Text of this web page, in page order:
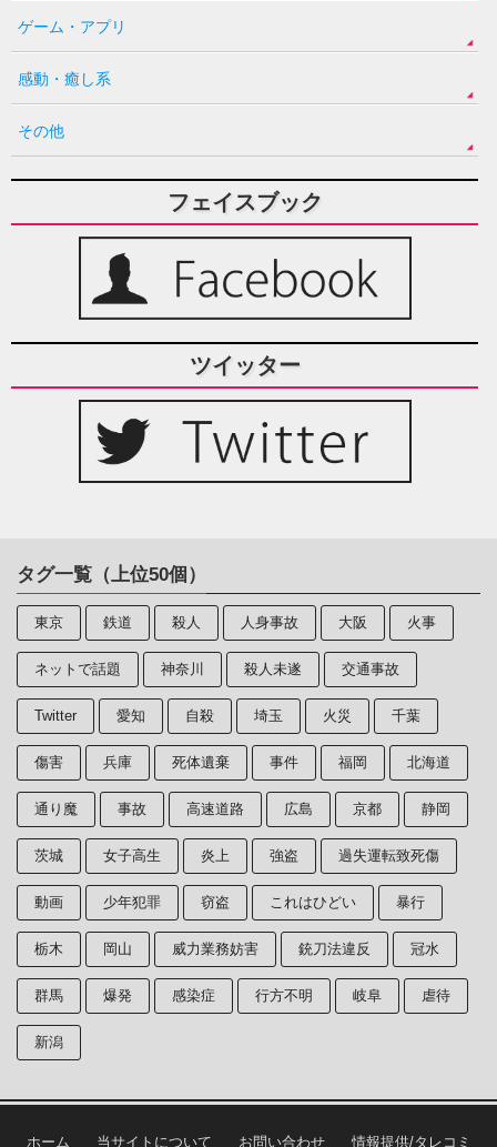
ゲーム・アプリ
感動・癒し系
その他
フェイスブック
ツイッター
タグ一覧（上位50個）
東京 鉄道 殺人 人身事故 大阪 火事
ネットで話題 神奈川 殺人未遂 交通事故
Twitter 愛知 自殺 埼玉 火災 千葉
傷害 兵庫 死体遺棄 事件 福岡 北海道
通り魔 事故 高速道路 広島 京都 静岡
茨城 女子高生 炎上 強盗 過失運転致死傷
動画 少年犯罪 窃盗 これはひどい 暴行
栃木 岡山 威力業務妨害 銃刀法違反 冠水
群馬 爆発 感染症 行方不明 岐阜 虐待
新潟
ホーム 当サイトについて お問い合わせ 情報提供/タレコミ